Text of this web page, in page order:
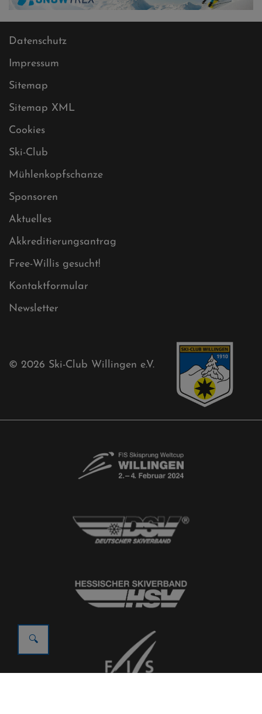
Datenschutz
Impressum
Sitemap
Sitemap XML
Cookies
Ski-Club
Mühlenkopfschanze
Sponsoren
Aktuelles
Akkreditierungsantrag
Free-Willis gesucht!
Newsletter